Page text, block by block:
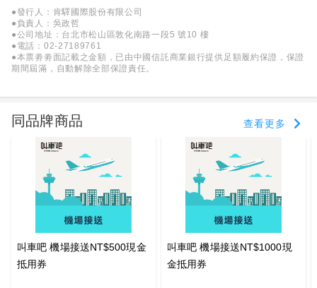
●發行人：肯驛國際股份有限公司
●負責人：吳政哲
●公司地址：台北市松山區敦化南路一段5 號10 樓
●電話：02-27189761
●本票劵劵面記載之金額，已由中國信託商業銀行提供足額履約保證，保證
期間屆滿，自動解除全部保證責任。
同品牌商品 查看更多
叫車吧 機場接送NT$500現金
抵用券
叫車吧 機場接送NT$1000現
金抵用券